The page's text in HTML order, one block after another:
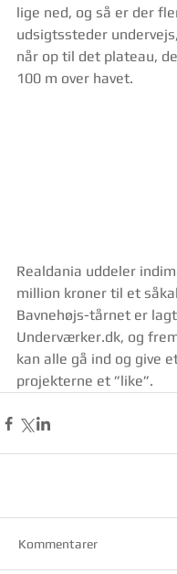
lige ned, og så er der
udsigtssteder
når op til det plateau,
100 m over havet.
Realdania uddeler
million kroner til et
Bavnehøjs-tårnet er
Underværker.dk, og
kan alle gå ind og give
projekterne et ”like”.
Kommentarer